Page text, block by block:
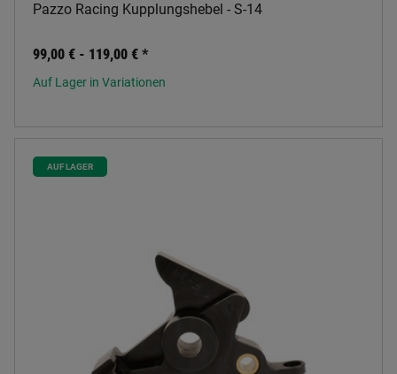
Pazzo Racing Kupplungshebel - S-14
99,00 € - 119,00 € *
Auf Lager in Variationen
AUF LAGER